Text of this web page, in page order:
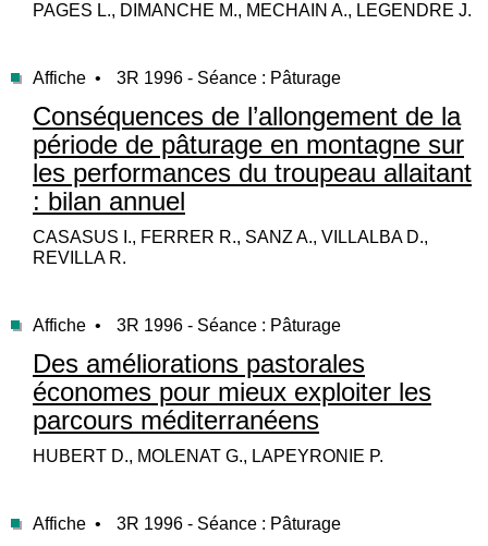
PAGES L., DIMANCHE M., MECHAIN A., LEGENDRE J.
Affiche • 3R 1996 - Séance : Pâturage
Conséquences de l’allongement de la
période de pâturage en montagne sur
les performances du troupeau allaitant
: bilan annuel
CASASUS I., FERRER R., SANZ A., VILLALBA D.,
REVILLA R.
Affiche • 3R 1996 - Séance : Pâturage
Des améliorations pastorales
économes pour mieux exploiter les
parcours méditerranéens
HUBERT D., MOLENAT G., LAPEYRONIE P.
Affiche • 3R 1996 - Séance : Pâturage